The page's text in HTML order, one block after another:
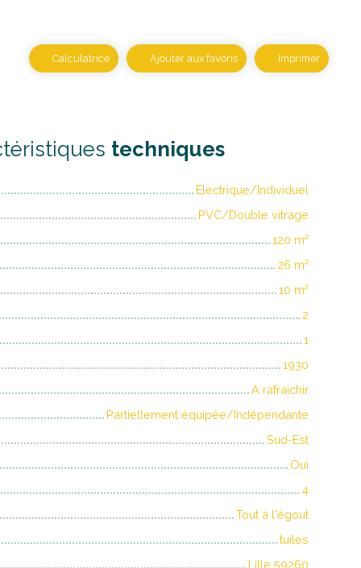
Calculatrice Ajouter aux favoris Imprimer
techniques
Electrique/Individuel
PVC/Double vitrage
120 m²
26 m²
10 m²
2
1
1930
A rafraîchir
Partiellement équipée/Indépendante
Sud-Est
Oui
4
Tout à l'égout
tuiles
Lille 59260